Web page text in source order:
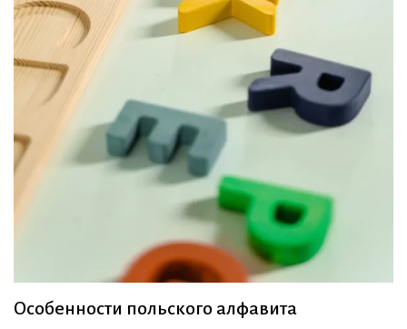
Особенности польского алфавита